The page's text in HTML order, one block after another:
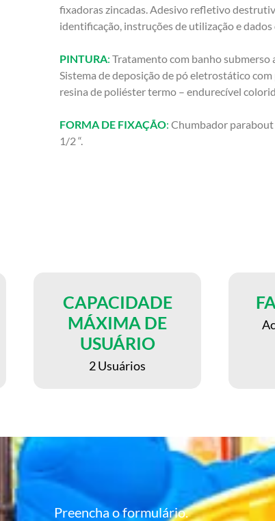
fixadoras zincadas. Adesivo refletivo
identificação, instruções de utilização e dados
PINTURA: Tratamento com banho submerso
Sistema de deposição de pó eletrostático
resina de poliéster termo – endurecível
FORMA DE FIXAÇÃO: Chumbador
1/2 “.
CAPACIDADE
MÁXIMA DE
USUÁRIO
2 Usuários
Preencha o formulário.